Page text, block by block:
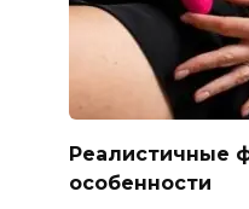
Реалистичные
особенности